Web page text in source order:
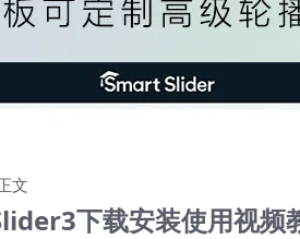
smart
文
下载安装使用视频